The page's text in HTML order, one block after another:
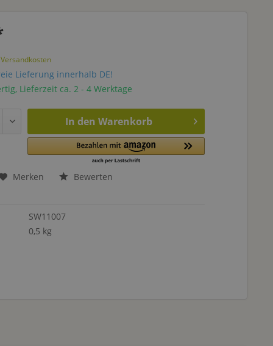
Lieferung innerhalb DE!
Lieferzeit ca. 2 - 4 Werktage
In den Warenkorb
Merken Bewerten
SW11007
0,5 kg